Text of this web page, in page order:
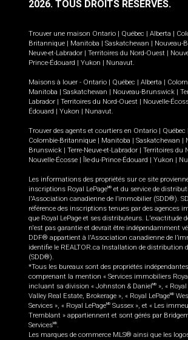
2026. TOUS DROITS RÉSERVÉS.
Trouver une maison Ontario | Québec | Alberta |
Britannique | Manitoba | Saskatchewan | Nouveau-
Neuve-et-Labrador | Territoires du Nord-Ouest |
Prince-Édouard | Yukon | Nunavut.
Maisons à louer - Ontario | Québec | Alberta |
Manitoba | Saskatchewan | Nouveau-Brunswick |
Labrador | Territoires du Nord-Ouest | Nouvelle-
Édouard | Yukon | Nunavut.
Trouver des agents et courtiers en Ontario | Québec
Colombie-Britannique | Manitoba | Saskatchewan |
Brunswick | Terre-Neuve-et-Labrador | Territoires du
Nouvelle-Écosse | Île-du-Prince-Édouard | Yukon |
Les informations des propriétés sur ce site
inscriptions Royal LePageMD et du service de
l'Association canadienne de l’immobilier (SDD®).
référence des inscriptions tenues par des agences
que Royal LePage et ses distributeurs. L'exactitude
n'est pas garantie et devrait être indépendamment
DDF® appartient à l'Association canadienne de
identifie le REALTOR.ca Installation de distribution
(SDD®).
*Tous les bureaux sont des propriétés
comprenant la mention « Services immobiliers
incluant sa division « Johnston & DanielMD », «
Valley Real Estate, Brokerage », « Royal LePageMD
Services », « Royal LePageMD Sussex », et « Les
Tremblant » appartiennent et sont gérés par
ServicesMD.
Les marques de commerce MLS® ainsi que les